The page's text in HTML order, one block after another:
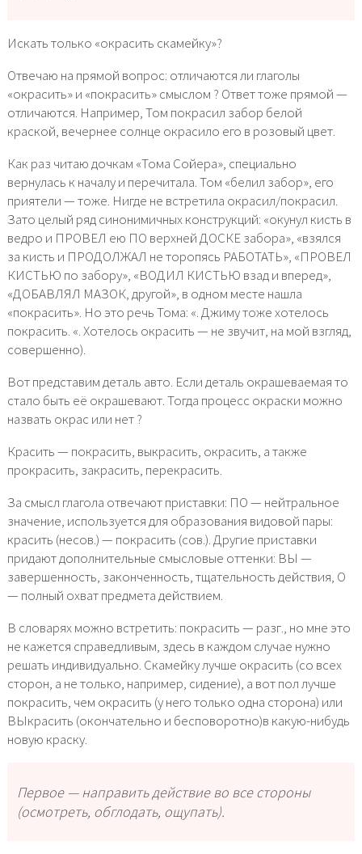
Искать только «окрасить скамейку»?
Отвечаю на прямой вопрос: отличаются ли глаголы
«окрасить» и «покрасить» смыслом ? Ответ тоже прямой —
отличаются. Например, Том покрасил забор белой
краской, вечернее солнце окрасило его в розовый цвет.
Как раз читаю дочкам «Тома Сойера», специально
вернулась к началу и перечитала. Том «белил забор», его
приятели — тоже. Нигде не встретила окрасил/покрасил.
Зато целый ряд синонимичных конструкций: «окунул кисть в
ведро и ПРОВЕЛ ею ПО верхней ДОСКЕ забора», «взялся
за кисть и ПРОДОЛЖАЛ не торопясь РАБОТАТЬ», «ПРОВЕЛ
КИСТЬЮ по забору», «ВОДИЛ КИСТЬЮ взад и вперед»,
«ДОБАВЛЯЛ МАЗОК, другой», в одном месте нашла
«покрасить». Но это речь Тома: «. Джиму тоже хотелось
покрасить. «. Хотелось окрасить — не звучит, на мой взгляд,
совершенно).
Вот представим деталь авто. Если деталь окрашеваемая то
стало быть её окрашевают. Тогда процесс окраски можно
назвать окрас или нет ?
Красить — покрасить, выкрасить, окрасить, а также
прокрасить, закрасить, перекрасить.
За смысл глагола отвечают приставки: ПО — нейтральное
значение, используется для образования видовой пары:
красить (несов.) — покрасить (сов.). Другие приставки
придают дополнительные смысловые оттенки: ВЫ —
завершенность, законченность, тщательность действия, О
— полный охват предмета действием.
В словарях можно встретить: покрасить — разг., но мне это
не кажется справедливым, здесь в каждом случае нужно
решать индивидуально. Скамейку лучше окрасить (со всех
сторон, а не только, например, сидение), а вот пол лучше
покрасить, чем окрасить (у него только одна сторона) или
ВЫкрасить (окончательно и бесповоротно)в какую-нибудь
новую краску.
Первое — направить действие во все стороны
(осмотреть, обглодать, ощупать).